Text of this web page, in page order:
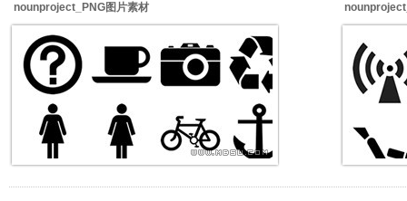
nounproject_PNG图片素材